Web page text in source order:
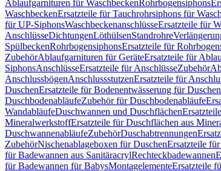
Ablaufgarnituren für WaschbeckenRohrbogensiphons
WaschbeckenErsatzteile für Tauchrohrsiphons für
für UP-SiphonsWaschbeckenanschlüsseErsatzteile für
AnschlüsseDichtungenLöthülsenStandrohre
SpülbeckenRohrbogensiphonsErsatzteile für
ZubehörAblaufgarnituren für GeräteErsatzteile für
SiphonsAnschlüsseErsatzteile für AnschlüsseZubehör
AnschlussbögenAnschlussstutzenErsatzteile für
DuschenErsatzteile für Bodenentwässerung für Duschen
DuschbodenabläufeZubehör für Duschbodenabläufe
WandabläufeDuschwannen und Duschflächen
MineralwerkstoffErsatzteile für Duschflächen aus
DuschwannenabläufeZubehörDuschabtrennungen
ZubehörNischenablageboxen für DuschenErsatzteile
für Badewannen aus SanitäracrylRechteckbadewannen
für Badewannen für BabysMontagelementeErsatzteile